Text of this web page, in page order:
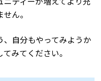
ん。
、自分もやってみようか
みてください。